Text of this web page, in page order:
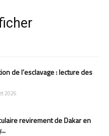
de l’esclavage : lecture des
2026
revirement de Dakar en